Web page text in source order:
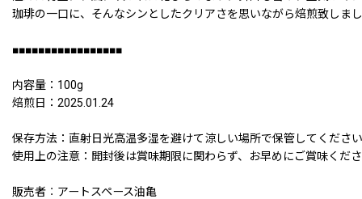
珈琲の一口に、そんなシンとしたクリアさを思いながら焙煎致しまし
■■■■■■■■■■■■■■■■■
内容量：100g
焙煎日：2025.01.24
保存方法：直射日光高温多湿を避けて涼しい場所で保管してください
使用上の注意：開封後は賞味期限に関わらず、お早めにご賞味くださ
販売者︰アートスペース油亀